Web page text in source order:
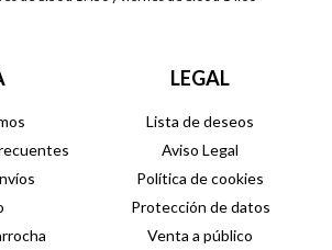
LEGAL
Lista de deseos
Aviso Legal
Política de cookies
Protección de datos
Venta a público